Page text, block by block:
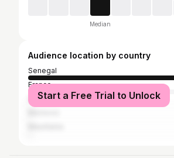
Median
Audience location by country
Senegal
France
United States
Start a Free Trial to Unlock